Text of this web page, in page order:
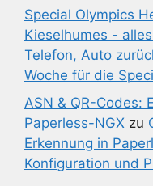
Special Olympics
Kieselhumes -
Telefon, Auto
Woche für die
ASN & QR-Codes:
Paperless-NGX zu
Erkennung in
Konfiguration und